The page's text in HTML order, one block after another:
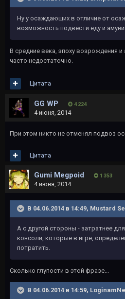
Ну у осаждающих в отличие от
возможность подвести еду и
В средние века, эпоху возрождения и
часто недостаточно.
Цитата
GG WP 4 224
4 июня, 2014
При этом никто не отменял подвоз
Цитата
Gumi Megpoid 1 353
4 июня, 2014
В 04.06.2014 в 14:49, Mustard
А с другой стороны - затратнее
консоли, которые в игре,
потратить.
Сколько глупости в этой фразе...
В 04.06.2014 в 14:59,